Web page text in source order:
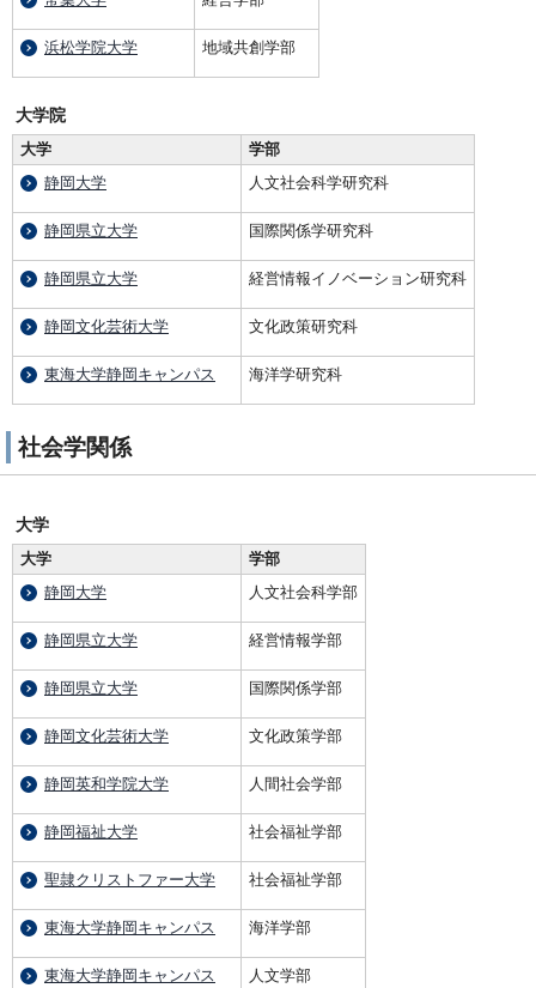
浜松学院大学 地域共創学部
大学院
大学
学部
静岡大学
人文社会科学研究科
静岡県立大学 国際関係学研究科
静岡県立大学 経営情報イノベーション研究科
静岡文化芸術大学 文化政策研究科
東海大学静岡キャンパス 海洋学研究科
社会学関係
大学
大学
学部
静岡大学
人文社会科学部
静岡県立大学 経営情報学部
静岡県立大学 国際関係学部
静岡文化芸術大学 文化政策学部
静岡英和学院大学 人間社会学部
静岡福祉大学 社会福祉学部
聖隷クリストファー大学 社会福祉学部
東海大学静岡キャンパス 海洋学部
東海大学静岡キャンパス 人文学部